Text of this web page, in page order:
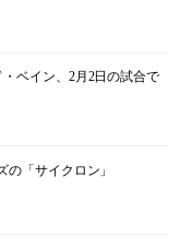
ベイン、2月2日の試合で
「サイクロン」